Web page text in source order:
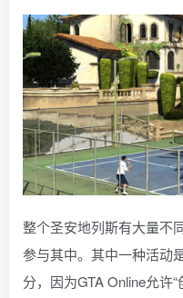
整个圣安地列斯有大量不
参与其中。其中一种活动
分，因为GTA Online允许